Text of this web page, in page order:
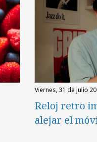
viernes, 31 de julio
Reloj retro
alejar el